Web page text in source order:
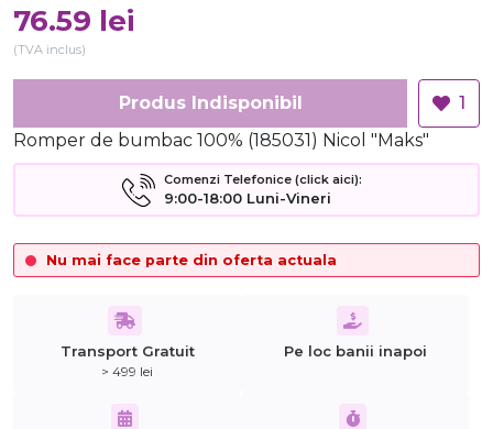
76.59 lei
(TVA inclus)
Produs Indisponibil
1
Romper de bumbac 100% (185031) Nicol "Maks"
Comenzi Telefonice (click aici):
9:00-18:00 Luni-Vineri
Nu mai face parte din oferta actuala
Transport Gratuit
> 499 lei
Pe loc banii inapoi